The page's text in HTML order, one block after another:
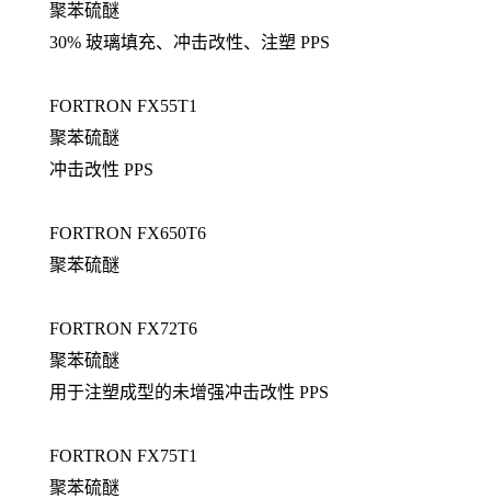
聚苯硫醚
30% 玻璃填充、冲击改性、注塑 PPS
FORTRON FX55T1
聚苯硫醚
冲击改性 PPS
FORTRON FX650T6
聚苯硫醚
FORTRON FX72T6
聚苯硫醚
用于注塑成型的未增强冲击改性 PPS
FORTRON FX75T1
聚苯硫醚